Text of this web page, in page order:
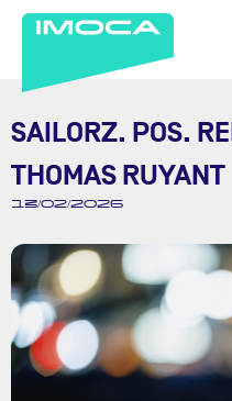
SAILORZ. POS.
THOMAS RUYANT
13/02/2026